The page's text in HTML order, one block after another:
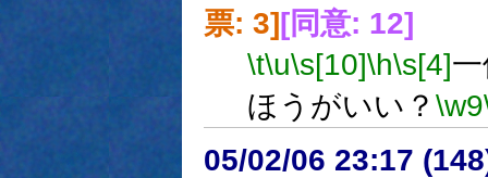
票: 3][同意: 12]
\t\u\s[10]\h\s[4]
ほうがいい？ \w9
05/02/06 23:17